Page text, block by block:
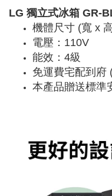
LG 獨立式冰箱 GR-
機體尺寸 (寬 x
電壓：110V
能效：4級
免運費宅配到府
本產品贈送標準